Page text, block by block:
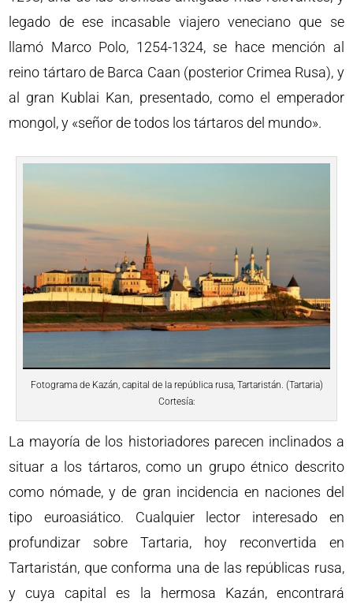
legado de ese incasable viajero veneciano que se
llamó Marco Polo, 1254-1324, se hace mención al
reino tártaro de Barca Caan (posterior Crimea Rusa), y
al gran Kublai Kan, presentado, como el emperador
mongol, y «señor de todos los tártaros del mundo».
Fotograma de Kazán, capital de la república rusa, Tartaristán. (Tartaria)
Cortesía:
La mayoría de los historiadores parecen inclinados a
situar a los tártaros, como un grupo étnico descrito
como nómade, y de gran incidencia en naciones del
tipo euroasiático. Cualquier lector interesado en
profundizar sobre Tartaria, hoy reconvertida en
Tartaristán, que conforma una de las repúblicas rusa,
y cuya capital es la hermosa Kazán, encontrará